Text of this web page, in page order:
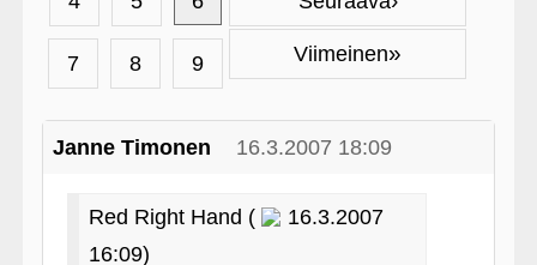
Viimeinen»
7 8 9
Janne Timonen 16.3.2007 18:09
Red Right Hand (
16.3.2007
16:09)